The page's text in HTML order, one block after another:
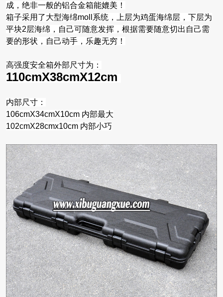
成，绝非一般的铝合金箱能媲美！
箱子采用了大型海绵moll系统，上层为鸡蛋海绵层，下层为
平块2层海绵，自己可随意发挥，根据需要随意切出自己需
要的形状，自己动手，乐趣无穷！
高强度安全箱外部尺寸为：
110cmX38cmX12cm
内部尺寸：
106cmX34cmX10cm 内部最大
102cmX28cmx10cm 内部小巧